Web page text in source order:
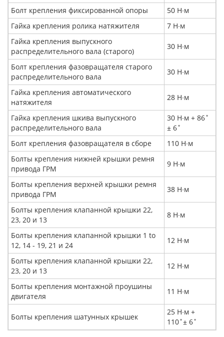
Болт крепления фиксированной опоры
50 Н∙м
Гайка крепления ролика натяжителя
7 Н∙м
Гайка крепления выпускного
распределительного вала (старого)
30 Н∙м
Болт крепления фазовращателя старого
распределительного вала
30 Н∙м
Гайка крепления автоматического
натяжителя
28 Н∙м
Гайка крепления шкива выпускного
распределительного вала
30 Н∙м + 86˚
± 6˚
Болт крепления фазовращателя в сборе
110 Н∙м
Болты крепления нижней крышки ремня
привода ГРМ
9 Н∙м
Болты крепления верхней крышки ремня
привода ГРМ
38 Н∙м
Болты крепления клапанной крышки 22,
23, 20 и 13
8 Н∙м
Болты крепления клапанной крышки 1 to
12, 14 - 19, 21 и 24
12 Н∙м
Болты крепления клапанной крышки 22,
23, 20 и 13
12 Н∙м
Болты крепления монтажной проушины
двигателя
11 Н∙м
Болты крепления шатунных крышек
25 Н∙м +
110˚± 6˚